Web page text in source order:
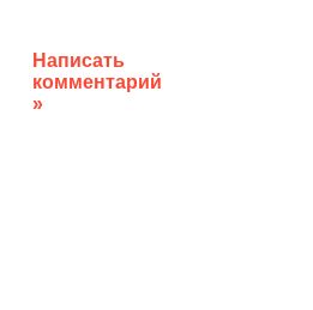
Написать
комментарий
»